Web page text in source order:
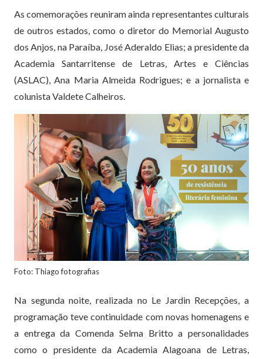
As comemorações reuniram ainda representantes culturais
de outros estados, como o diretor do Memorial Augusto
dos Anjos, na Paraíba, José Aderaldo Elias; a presidente da
Academia Santarritense de Letras, Artes e Ciências
(ASLAC), Ana Maria Almeida Rodrigues; e a jornalista e
colunista Valdete Calheiros.
Foto: Thiago fotografias
Na segunda noite, realizada no Le Jardin Recepções, a
programação teve continuidade com novas homenagens e
a entrega da Comenda Selma Britto a personalidades
como o presidente da Academia Alagoana de Letras,